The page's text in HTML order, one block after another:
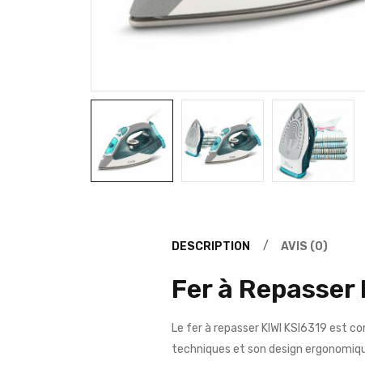
DESCRIPTION AVIS (0)
Fer à Repasser
Le fer à repasser KIWI KSI6319 est
techniques et son design